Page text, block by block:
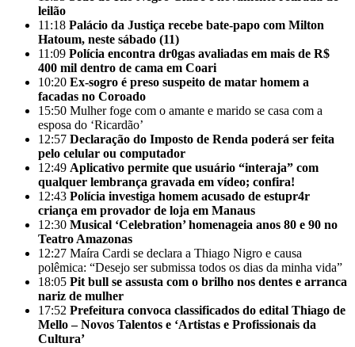
leilão
11:18 Palácio da Justiça recebe bate-papo com Milton
Hatoum, neste sábado (11)
11:09 Polícia encontra dr0gas avaliadas em mais de R$
400 mil dentro de cama em Coari
10:20 Ex-sogro é preso suspeito de matar homem a
facadas no Coroado
15:50 Mulher foge com o amante e marido se casa com a
esposa do ‘Ricardão’
12:57 Declaração do Imposto de Renda poderá ser feita
pelo celular ou computador
12:49 Aplicativo permite que usuário “interaja” com
qualquer lembrança gravada em vídeo; confira!
12:43 Polícia investiga homem acusado de estupr4r
criança em provador de loja em Manaus
12:30 Musical ‘Celebration’ homenageia anos 80 e 90 no
Teatro Amazonas
12:27 Maíra Cardi se declara a Thiago Nigro e causa
polêmica: “Desejo ser submissa todos os dias da minha vida”
18:05 Pit bull se assusta com o brilho nos dentes e arranca
nariz de mulher
17:52 Prefeitura convoca classificados do edital Thiago de
Mello – Novos Talentos e ‘Artistas e Profissionais da
Cultura’